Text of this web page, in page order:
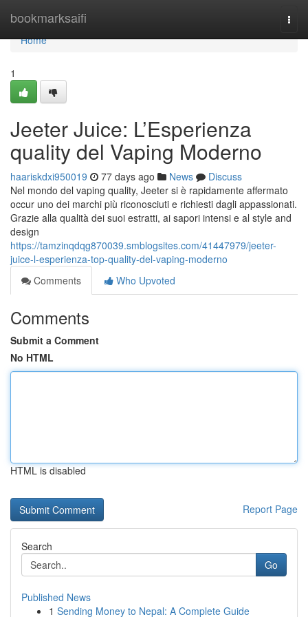
bookmarksaifi
Home
Home
1
Jeeter Juice: L’Esperienza
quality del Vaping Moderno
haariskdxi950019 77 days ago News
Discuss
Nel mondo del vaping quality, Jeeter si è rapidamente affermato
occur uno dei marchi più riconosciuti e richiesti dagli appassionati.
Grazie alla qualità dei suoi estratti, ai sapori intensi e al style and
design
https://tamzinqdqg870039.smblogsites.com/41447979/jeeter-
juice-l-esperienza-top-quality-del-vaping-moderno
Comments
Who Upvoted
Comments
Submit a Comment
No HTML
HTML is disabled
Report Page
Search
Go
Published News
1 Sending Money to Nepal: A Complete Guide